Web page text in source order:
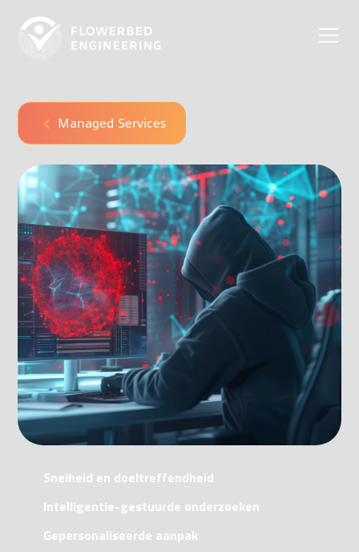
Managed Services
Snelheid en doeltreffendheid
Intelligentie-gestuurde onderzoeken
Gepersonaliseerde aanpak